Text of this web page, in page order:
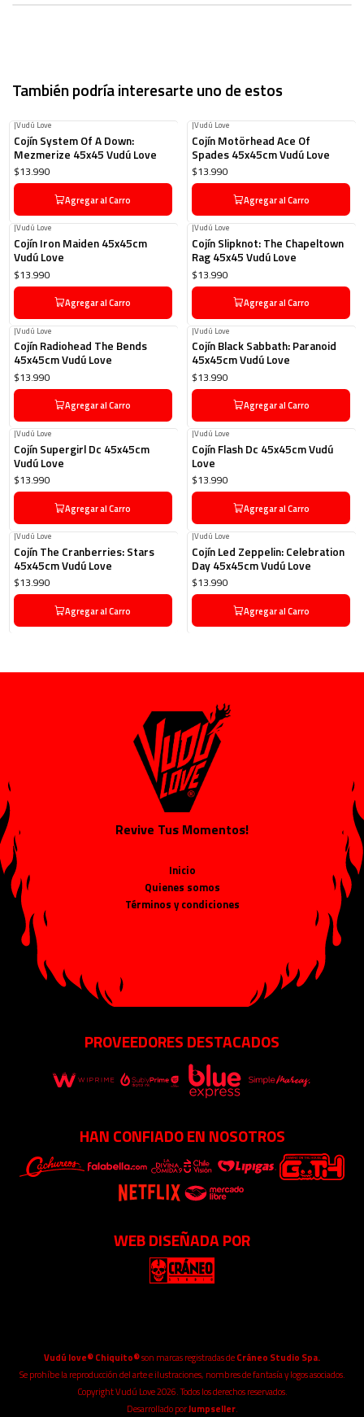
También podría interesarte uno de estos
|Vudú Love
Cojín System Of A Down:
Mezmerize 45x45 Vudú Love
$13.990
Agregar al Carro
|Vudú Love
Cojín Motörhead Ace Of
Spades 45x45cm Vudú Love
$13.990
Agregar al Carro
|Vudú Love
Cojín Iron Maiden 45x45cm
Vudú Love
$13.990
Agregar al Carro
|Vudú Love
Cojín Slipknot: The Chapeltown
Rag 45x45 Vudú Love
$13.990
Agregar al Carro
|Vudú Love
Cojín Radiohead The Bends
45x45cm Vudú Love
$13.990
Agregar al Carro
|Vudú Love
Cojín Black Sabbath: Paranoid
45x45cm Vudú Love
$13.990
Agregar al Carro
|Vudú Love
Cojín Supergirl Dc 45x45cm
Vudú Love
$13.990
Agregar al Carro
|Vudú Love
Cojín Flash Dc 45x45cm Vudú
Love
$13.990
Agregar al Carro
|Vudú Love
Cojín The Cranberries: Stars
45x45cm Vudú Love
$13.990
Agregar al Carro
|Vudú Love
Cojín Led Zeppelin: Celebration
Day 45x45cm Vudú Love
$13.990
Agregar al Carro
Revive Tus Momentos!
Inicio
Quienes somos
Términos y condiciones
PROVEEDORES DESTACADOS
HAN CONFIADO EN NOSOTROS
WEB DISEÑADA POR
Vudú love® Chiquito®son marcas registradas deCráneo Studio Spa.
Se prohíbe la reproducción del arte e ilustraciones, nombres de fantasía y logos asociados.
Copyright Vudú Love 2026. Todos los derechos reservados.
Desarrollado porJumpseller.